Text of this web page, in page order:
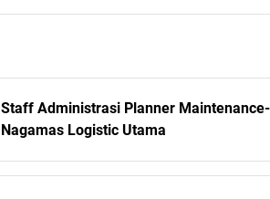
Staff Administrasi Planner Maintenance-
Nagamas Logistic Utama